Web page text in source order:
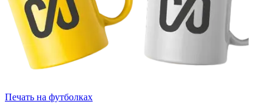
Печать на футболках